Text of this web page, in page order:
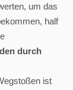
um das
half
durch
ist